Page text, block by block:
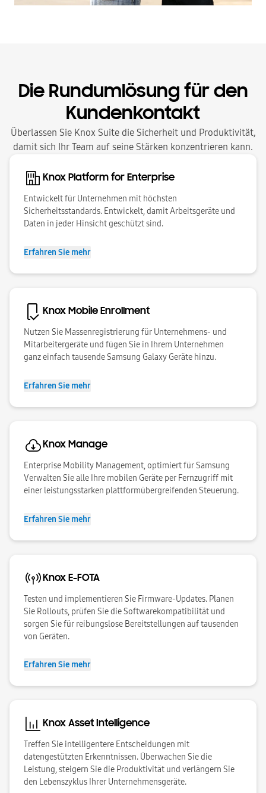
Die Rundumlösung für den
Kundenkontakt
Überlassen Sie Knox Suite die Sicherheit und Produktivität,
damit sich Ihr Team auf seine Stärken konzentrieren kann.
Knox Platform for Enterprise
Entwickelt für Unternehmen mit höchsten
Sicherheitsstandards. Entwickelt, damit Arbeitsgeräte und
Daten in jeder Hinsicht geschützt sind.
Erfahren Sie mehr
Knox Mobile Enrollment
Nutzen Sie Massenregistrierung für Unternehmens- und
Mitarbeitergeräte und fügen Sie in Ihrem Unternehmen
ganz einfach tausende Samsung Galaxy Geräte hinzu.
Erfahren Sie mehr
Knox Manage
Enterprise Mobility Management, optimiert für Samsung
Verwalten Sie alle Ihre mobilen Geräte per Fernzugriff mit
einer leistungsstarken plattformübergreifenden Steuerung.
Erfahren Sie mehr
Knox E-FOTA
Testen und implementieren Sie Firmware-Updates. Planen
Sie Rollouts, prüfen Sie die Softwarekompatibilität und
sorgen Sie für reibungslose Bereitstellungen auf tausenden
von Geräten.
Erfahren Sie mehr
Knox Asset Intelligence
Treffen Sie intelligentere Entscheidungen mit
datengestützten Erkenntnissen. Überwachen Sie die
Leistung, steigern Sie die Produktivität und verlängern Sie
den Lebenszyklus Ihrer Unternehmensgeräte.